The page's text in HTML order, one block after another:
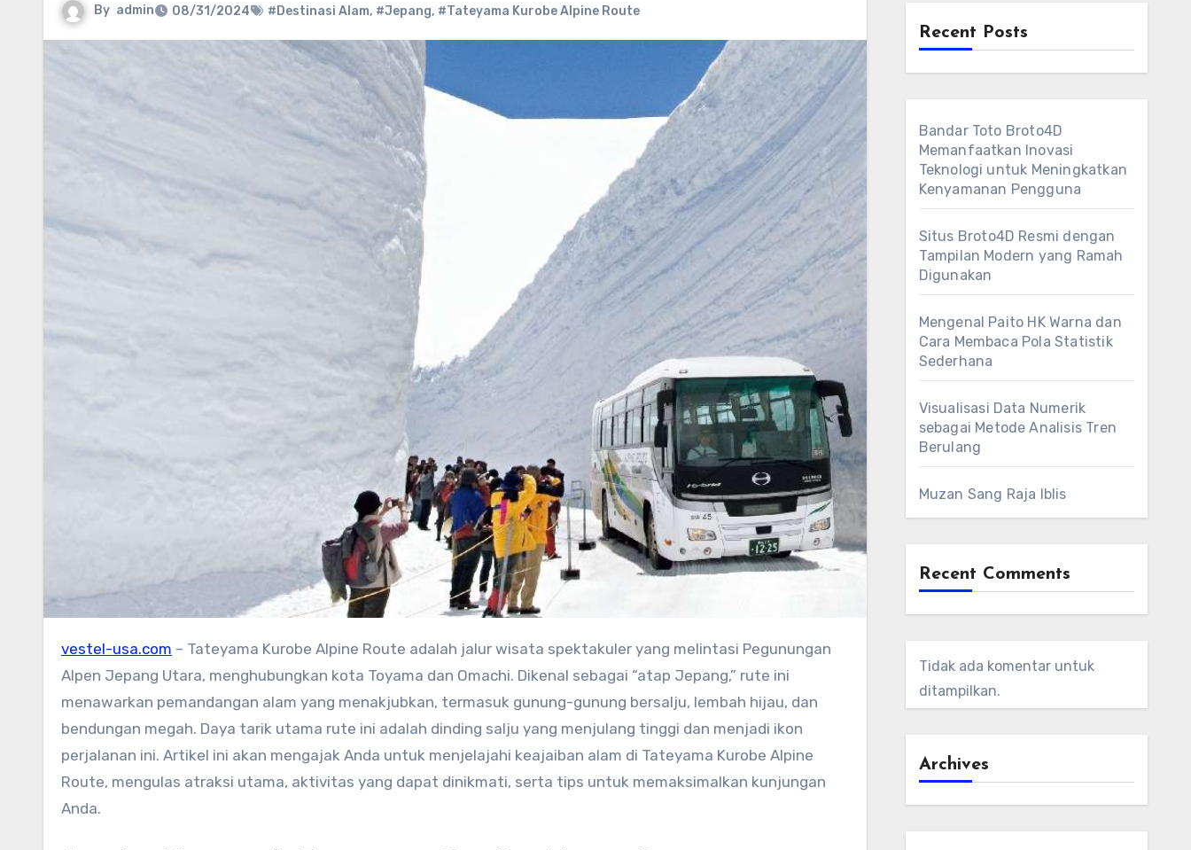
By admin 08/31/2024 #Destinasi Alam, #Jepang, #Tateyama Kurobe Alpine Route
vestel-usa.com – Tateyama Kurobe Alpine Route adalah jalur wisata spektakuler yang melintasi Pegunungan
Alpen Jepang Utara, menghubungkan kota Toyama dan Omachi. Dikenal sebagai “atap Jepang,” rute ini
menawarkan pemandangan alam yang menakjubkan, termasuk gunung-gunung bersalju, lembah hijau, dan
bendungan megah. Daya tarik utama rute ini adalah dinding salju yang menjulang tinggi dan menjadi ikon
perjalanan ini. Artikel ini akan mengajak Anda untuk menjelajahi keajaiban alam di Tateyama Kurobe Alpine
Route, mengulas atraksi utama, aktivitas yang dapat dinikmati, serta tips untuk memaksimalkan kunjungan
Anda.
Recent Posts
Bandar Toto Broto4D
Memanfaatkan Inovasi
Teknologi untuk Meningkatkan
Kenyamanan Pengguna
Situs Broto4D Resmi dengan
Tampilan Modern yang Ramah
Digunakan
Mengenal Paito HK Warna dan
Cara Membaca Pola Statistik
Sederhana
Visualisasi Data Numerik
sebagai Metode Analisis Tren
Berulang
Muzan Sang Raja Iblis
Recent Comments
Tidak ada komentar untuk
ditampilkan.
Archives